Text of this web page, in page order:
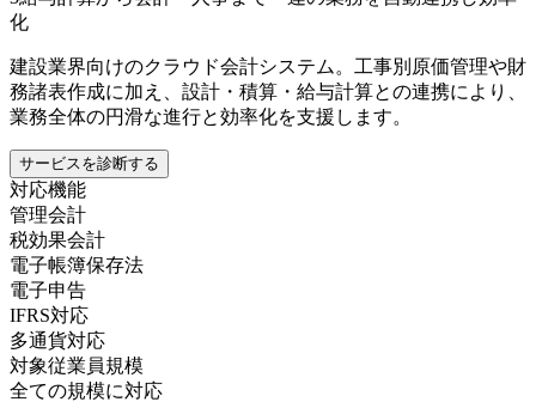
化
建設業界向けのクラウド会計システム。工事別原価管理や財
務諸表作成に加え、設計・積算・給与計算との連携により、
業務全体の円滑な進行と効率化を支援します。
サービスを診断する
対応機能
管理会計
税効果会計
電子帳簿保存法
電子申告
IFRS対応
多通貨対応
対象従業員規模
全ての規模に対応